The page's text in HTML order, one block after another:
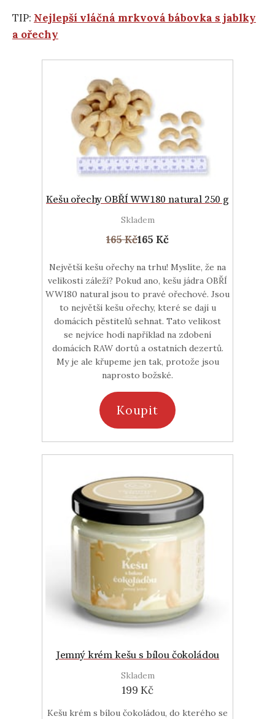
TIP: Nejlepší vláčná mrkvová bábovka s jablky
a ořechy
Kešu ořechy OBŘÍ WW180 natural 250 g
Skladem
165 Kč165 Kč
Největší kešu ořechy na trhu! Myslíte, že na
velikosti záleží? Pokud ano, kešu jádra OBŘÍ
WW180 natural jsou to pravé ořechové. Jsou
to největší kešu ořechy, které se dají u
domácích pěstitelů sehnat. Tato velikost
se nejvíce hodí například na zdobení
domácích RAW dortů a ostatních dezertů.
My je ale křupeme jen tak, protože jsou
naprosto božské.
Koupit
Jemný krém kešu s bílou čokoládou
Skladem
199 Kč
Kešu krém s bílou čokoládou, do kterého se